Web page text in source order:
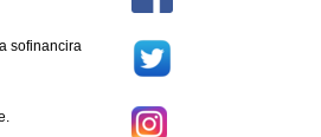
sofinancira